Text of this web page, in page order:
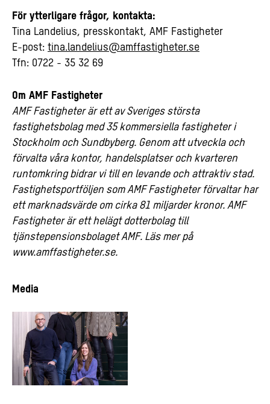
För ytterligare frågor, kontakta:
Tina Landelius, presskontakt, AMF Fastigheter
E-post: tina.landelius@amffastigheter.se
Tfn: 0722 - 35 32 69
Om AMF Fastigheter
AMF Fastigheter är ett av Sveriges största
fastighetsbolag med 35 kommersiella fastigheter i
Stockholm och Sundbyberg. Genom att utveckla och
förvalta våra kontor, handelsplatser och kvarteren
runtomkring bidrar vi till en levande och attraktiv stad.
Fastighetsportföljen som AMF Fastigheter förvaltar har
ett marknadsvärde om cirka 81 miljarder kronor. AMF
Fastigheter är ett helägt dotterbolag till
tjänstepensionsbolaget AMF. Läs mer på
www.amffastigheter.se.
Media